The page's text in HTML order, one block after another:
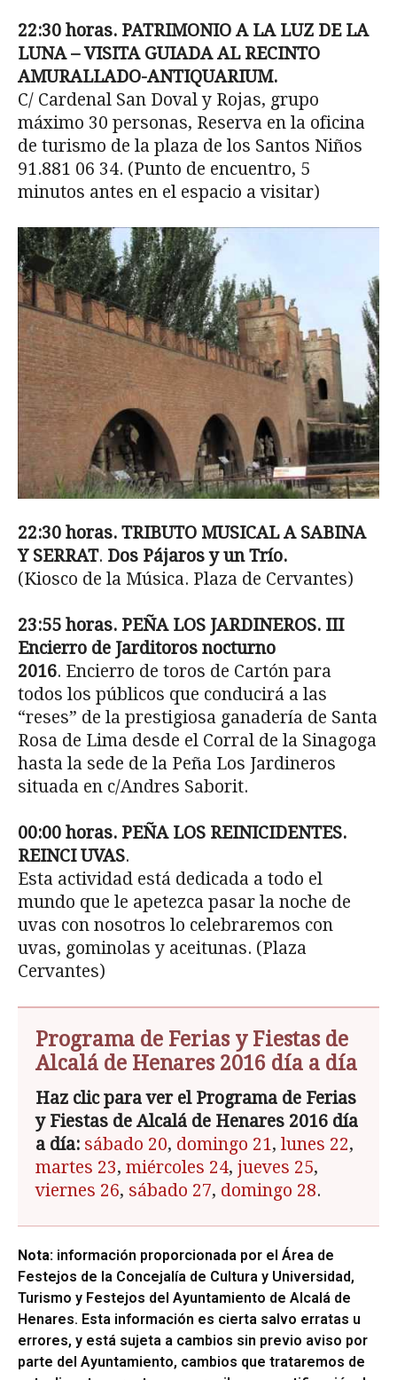
22:30 horas. PATRIMONIO A LA LUZ DE LA
LUNA – VISITA GUIADA AL RECINTO
AMURALLADO-ANTIQUARIUM.
C/ Cardenal San Doval y Rojas, grupo
máximo 30 personas, Reserva en la oficina
de turismo de la plaza de los Santos Niños
91.881 06 34. (Punto de encuentro, 5
minutos antes en el espacio a visitar)
22:30 horas. TRIBUTO MUSICAL A SABINA
Y SERRAT. Dos Pájaros y un Trío.
(Kiosco de la Música. Plaza de Cervantes)
23:55 horas. PEÑA LOS JARDINEROS. III
Encierro de Jarditoros nocturno
2016. Encierro de toros de Cartón para
todos los públicos que conducirá a las
“reses” de la prestigiosa ganadería de Santa
Rosa de Lima desde el Corral de la Sinagoga
hasta la sede de la Peña Los Jardineros
situada en c/Andres Saborit.
00:00 horas. PEÑA LOS REINICIDENTES.
REINCI UVAS.
Esta actividad está dedicada a todo el
mundo que le apetezca pasar la noche de
uvas con nosotros lo celebraremos con
uvas, gominolas y aceitunas. (Plaza
Cervantes)
Programa de Ferias y Fiestas de
Alcalá de Henares 2016 día a día
Haz clic para ver el Programa de Ferias
y Fiestas de Alcalá de Henares 2016 día
a día: sábado 20, domingo 21, lunes 22,
martes 23, miércoles 24, jueves 25,
viernes 26, sábado 27, domingo 28.
Nota: información proporcionada por el Área de
Festejos de la Concejalía de Cultura y Universidad,
Turismo y Festejos del Ayuntamiento de Alcalá de
Henares. Esta información es cierta salvo erratas u
errores, y está sujeta a cambios sin previo aviso por
parte del Ayuntamiento, cambios que trataremos de